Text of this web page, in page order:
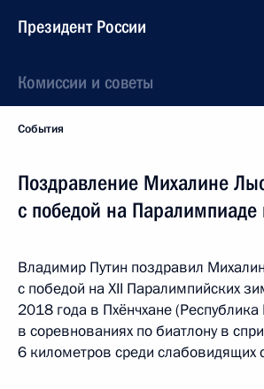
Президент России
Комиссии и советы
События
Поздравление Михалине
с победой на Паралимпиаде
Владимир Путин поздравил
с победой на XII Паралимпийских
2018 года в Пхёнчхане (Республика
в соревнованиях по биатлону в
6 километров среди слабовидящих